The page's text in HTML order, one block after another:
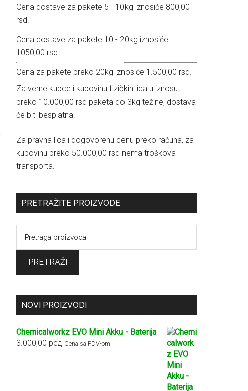
Cena dostave za pakete 5 - 10kg iznosiće 800,00
rsd.
Cena dostave za pakete 10 - 20kg iznosiće
1050,00 rsd.
Cena za pakete preko 20kg iznosiće 1.500,00 rsd.
Za verne kupce i kupovinu fizičkih lica u iznosu
preko 10.000,00 rsd paketa do 3kg težine, dostava
će biti besplatna.
Za pravna lica i dogovorenu cenu preko računa, za
kupovinu preko 50.000,00 rsd nema troškova
transporta.
PRETRAŽITE PROIZVODE
PRETRAŽI
NOVI PROIZVODI
Chemicalworkz EVO Mini Akku - Baterija
3.000,00 рсд Cena sa PDV-om